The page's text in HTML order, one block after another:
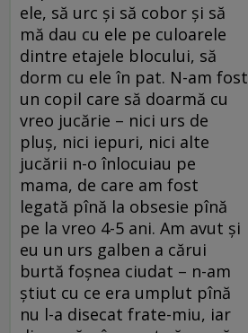
ele, să urc și să cobor și să
mă dau cu ele pe culoarele
dintre etajele blocului, să
dorm cu ele în pat. N-am fost
un copil care să doarmă cu
vreo jucărie – nici urs de
pluș, nici iepuri, nici alte
jucării n-o înlocuiau pe
mama, de care am fost
legată pînă la obsesie pînă
pe la vreo 4-5 ani. Am avut și
eu un urs galben a cărui
burtă foșnea ciudat – n-am
știut cu ce era umplut pînă
nu l-a disecat frate-miu, iar